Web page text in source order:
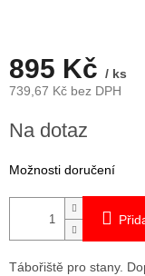
895 Kč / ks
739,67 Kč bez DPH
cena:
Na dotaz
Možnosti doručení
Tábořiště pro stany.